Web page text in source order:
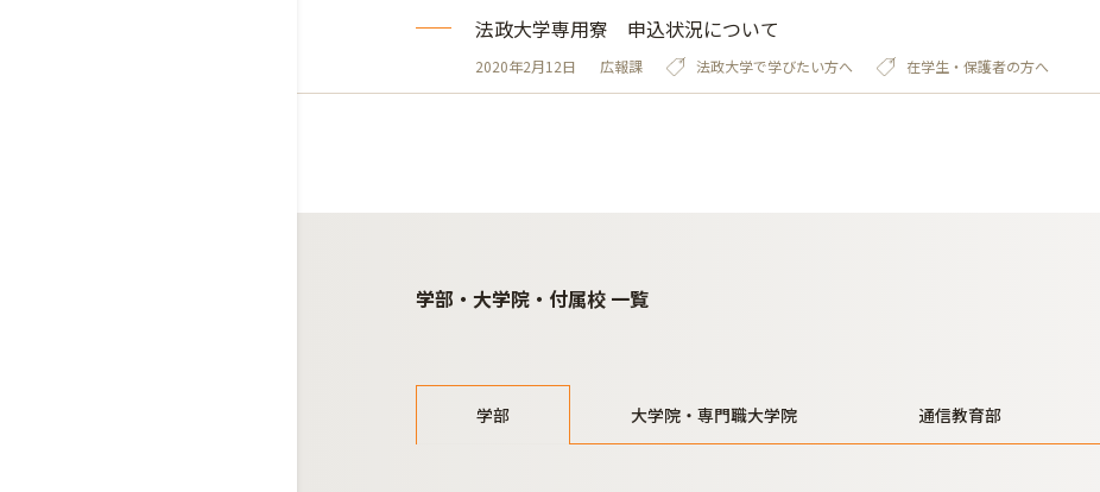
法政大学専用寮 申込状況について
2020年2月12日 広報課 法政大学で学びたい方へ 在学生・保護者の方へ
学部・大学院・付属校 一覧
学部 大学院・専門職大学院 通信教育部